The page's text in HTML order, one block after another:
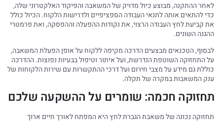
לאחר ההתקנה, מבוצע כיול מדויק של המשאבה והפיקוד האלקטרוני שלה,
כדי להתאים אותה לתנאי העבודה הספציפיים ולדרישות הלקוח. הכיול כולל
את קביעת לחץ העבודה הרצוי, את נקודות ההפעלה וההפסקה, ואת פרמטרי
ההגנה השונים.
לבסוף, הטכנאים מבצעים הדרכה מקיפה ללקוח על אופן הפעלת המשאבה,
על התחזוקה השוטפת הנדרשת, ועל איתור וטיפול בבעיות נפוצות. ההדרכה
כוללת גם מידע על מצבי חירום ועל דרכי ההתקשרות עם שירות הלקוחות של
ענק המשאבות במקרה של תקלה.
תחזוקה חכמה: שומרים על ההשקעה שלכם
תחזוקה נכונה של משאבת הגברת לחץ היא המפתח לאורך חיים ארוך